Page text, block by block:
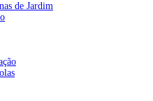
de Jardim